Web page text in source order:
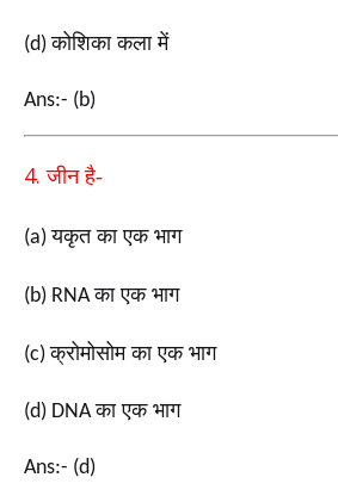
(d)कोशिका कला में
Ans:- (b)
4.जीन है-
(a)यकृत का एक भाग
(b) RNAका एक भाग
(c)क्रोमोसोम का एक भाग
(d) DNAका एक भाग
Ans:- (d)